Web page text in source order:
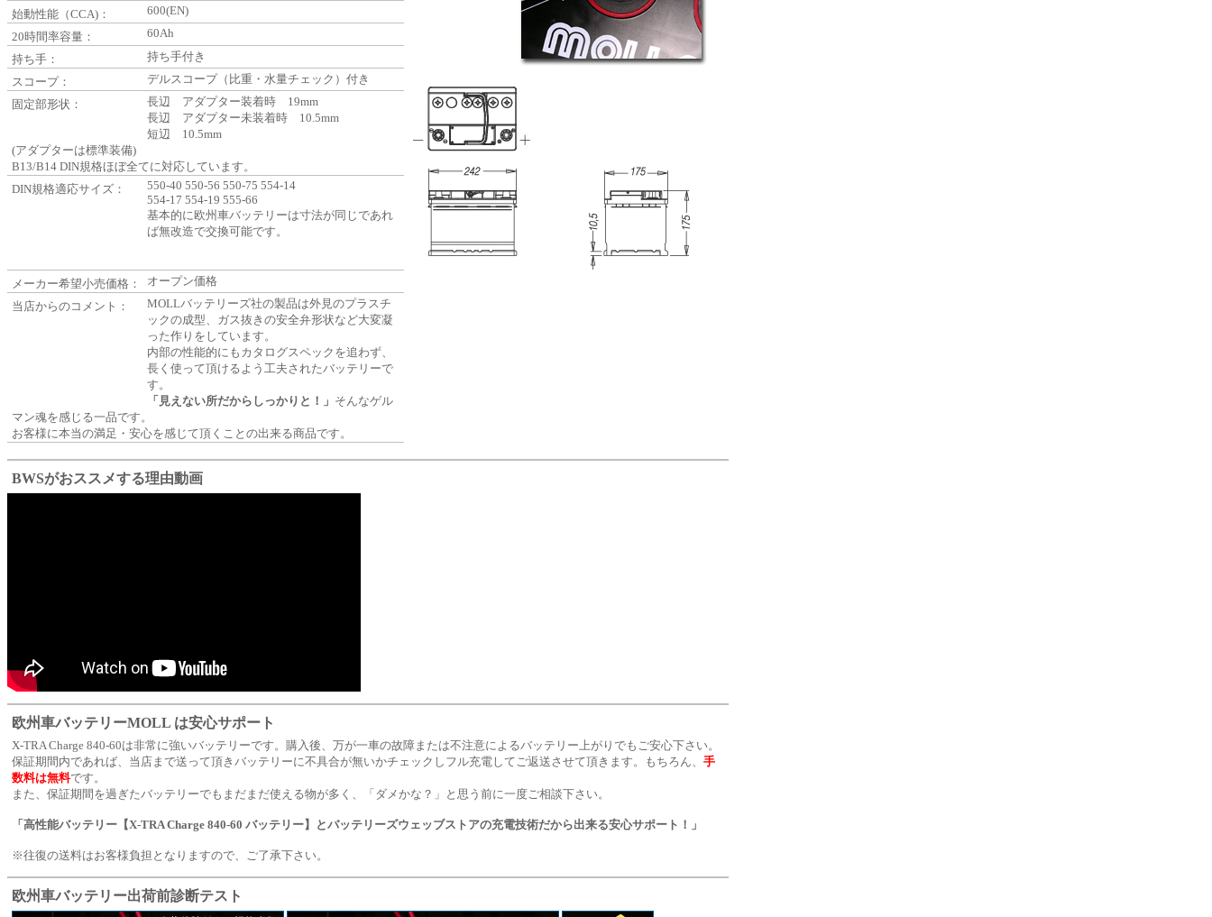
始動性能（CCA)：
600(EN)
20時間率容量：
60Ah
持ち手：
持ち手付き
スコープ：
デルスコープ（比重・水量チェック）付き
固定部形状：
長辺 アダプター装着時 19mm
長辺 アダプター未装着時 10.5mm
短辺 10.5mm
(アダプターは標準装備)
B13/B14 DIN規格ほぼ全てに対応しています。
DIN規格適応サイズ：
550-40 550-56 550-75 554-14
554-17 554-19 555-66
基本的に欧州車バッテリーは寸法が同じであれ
ば無改造で交換可能です。
メーカー希望小売価格：
オープン価格
当店からのコメント：
MOLLバッテリーズ社の製品は外見のプラスチ
ックの成型、ガス抜きの安全弁形状など大変凝
った作りをしています。
内部の性能的にもカタログスペックを追わず、
長く使って頂けるよう工夫されたバッテリーで
す。
「見えない所だからしっかりと！」 そんなゲル
マン魂を感じる一品です。
お客様に本当の満足・安心を感じて頂くことの出来る商品です。
BWSがおススメする理由動画
欧州車バッテリーMOLL は安心サポート
X-TRA Charge 840-60は非常に強いバッテリーです。購入後、万が一車の故障または不注意によるバッテリー上がりでもご安心下さい。
保証期間内であれば、当店まで送って頂きバッテリーに不具合が無いかチェックしフル充電してご返送させて頂きます。もちろん、 手
数料は無料です。
また、保証期間を過ぎたバッテリーでもまだまだ使える物が多く、「ダメかな？」と思う前に一度ご相談下さい。
「高性能バッテリー【X-TRA Charge 840-60 バッテリー】とバッテリーズウェッブストアの充電技術だから出来る安心サポート！」
※往復の送料はお客様負担となりますので、ご了承下さい。
欧州車バッテリー出荷前診断テスト